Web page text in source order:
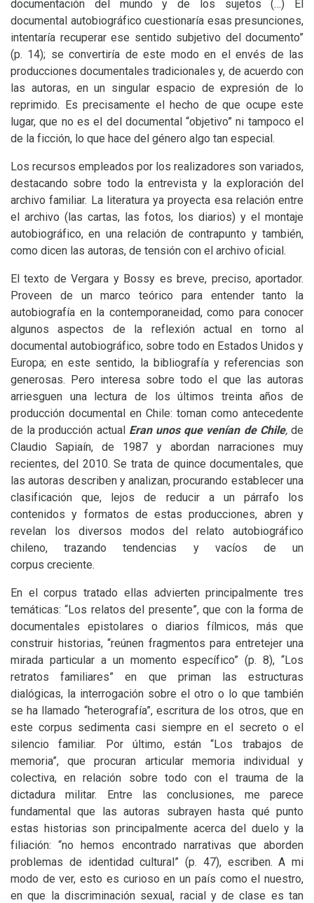
documentación del mundo y de los sujetos (…) El
documental autobiográfico cuestionaría esas presunciones,
intentaría recuperar ese sentido subjetivo del documento”
(p. 14); se convertiría de este modo en el envés de las
producciones documentales tradicionales y, de acuerdo con
las autoras, en un singular espacio de expresión de lo
reprimido. Es precisamente el hecho de que ocupe este
lugar, que no es el del documental “objetivo” ni tampoco el
de la ficción, lo que hace del género algo tan especial.
Los recursos empleados por los realizadores son variados,
destacando sobre todo la entrevista y la exploración del
archivo familiar. La literatura ya proyecta esa relación entre
el archivo (las cartas, las fotos, los diarios) y el montaje
autobiográfico, en una relación de contrapunto y también,
como dicen las autoras, de tensión con el archivo oficial.
El texto de Vergara y Bossy es breve, preciso, aportador.
Proveen de un marco teórico para entender tanto la
autobiografía en la contemporaneidad, como para conocer
algunos aspectos de la reflexión actual en torno al
documental autobiográfico, sobre todo en Estados Unidos y
Europa; en este sentido, la bibliografía y referencias son
generosas. Pero interesa sobre todo el que las autoras
arriesguen una lectura de los últimos treinta años de
producción documental en Chile: toman como antecedente
de la producción actual Eran unos que venían de Chile,de
Claudio Sapiaín, de 1987 y abordan narraciones muy
recientes, del 2010. Se trata de quince documentales, que
las autoras describen y analizan, procurando establecer una
clasificación que, lejos de reducir a un párrafo los
contenidos y formatos de estas producciones, abren y
revelan los diversos modos del relato autobiográfico
chileno, trazando tendencias y vacíos de un
corpus creciente.
En el corpus tratado ellas advierten principalmente tres
temáticas: “Los relatos del presente”, que con la forma de
documentales epistolares o diarios fílmicos, más que
construir historias, “reúnen fragmentos para entretejer una
mirada particular a un momento específico” (p. 8), “Los
retratos familiares” en que priman las estructuras
dialógicas, la interrogación sobre el otro o lo que también
se ha llamado “heterografía”, escritura de los otros, que en
este corpus sedimenta casi siempre en el secreto o el
silencio familiar. Por último, están “Los trabajos de
memoria”, que procuran articular memoria individual y
colectiva, en relación sobre todo con el trauma de la
dictadura militar. Entre las conclusiones, me parece
fundamental que las autoras subrayen hasta qué punto
estas historias son principalmente acerca del duelo y la
filiación: “no hemos encontrado narrativas que aborden
problemas de identidad cultural” (p. 47), escriben. A mi
modo de ver, esto es curioso en un país como el nuestro,
en que la discriminación sexual, racial y de clase es tan